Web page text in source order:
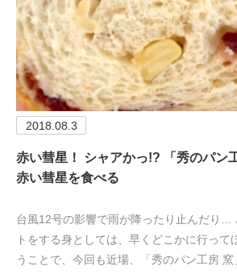
2018.08.3
赤い彗星！ シャアかっ!? 「秀のパン
赤い彗星を食べる
台風12号の影響で雨が降ったり止んだり…
トをする身としては、早くどこかに行って
うことで、今回も近場、「秀のパン工房 窯